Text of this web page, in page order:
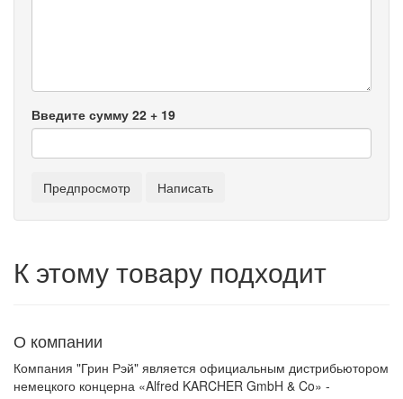
Введите сумму 22 + 19
К этому товару подходит
О компании
Компания "Грин Рэй" является официальным дистрибьютором
немецкого концерна «Alfred KARCHER GmbH & Co» -